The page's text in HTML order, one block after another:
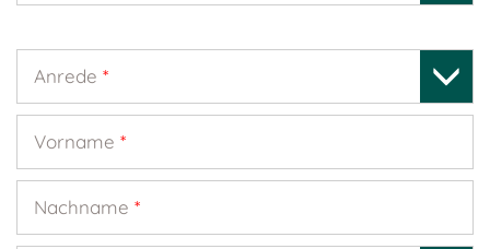
Anrede *
Vorname *
Nachname *